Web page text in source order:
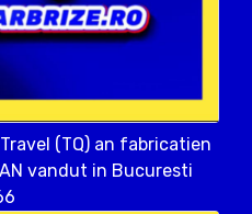
(TQ) an fabricatien
vandut in Bucuresti